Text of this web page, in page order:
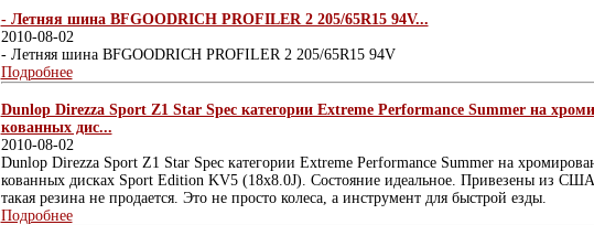
- Летняя шина BFGOODRICH PROFILER 2 205/65R15 94V...
2010-08-02
- Летняя шина BFGOODRICH PROFILER 2 205/65R15 94V
Подробнее
Dunlop Direzza Sport Z1 Star Spec категории Extreme Performance Summer на
кованных дис...
2010-08-02
Dunlop Direzza Sport Z1 Star Spec категории Extreme Performance Summer на
кованных дисках Sport Edition KV5 (18х8.0J). Состояние идеальное. Привезены из
такая резина не продается. Это не просто колеса, а инструмент для быстрой езды.
Подробнее